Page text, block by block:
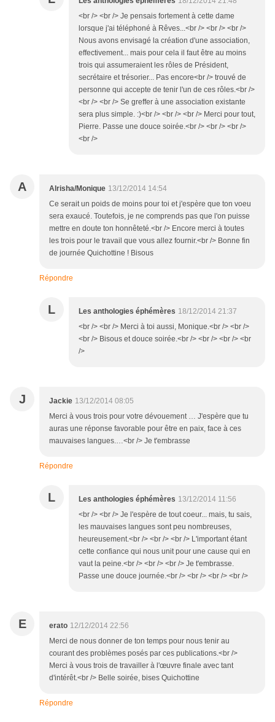
<br /> <br /> Je pensais fortement à cette dame
lorsque j'ai téléphoné à Rêves...<br /> <br /> <br />
Nous avons envisagé la création d'une association,
effectivement... mais pour cela il faut être au moins
trois qui assumeraient les rôles de Président,
secrétaire et trésorier... Pas encore<br /> trouvé de
personne qui accepte de tenir l'un de ces rôles.<br />
<br /> <br /> Se greffer à une association existante
sera plus simple. :)<br /> <br /> <br /> Merci pour tout,
Pierre. Passe une douce soirée.<br /> <br /> <br />
<br />
A Alrisha/Monique 13/12/2014 14:54
Ce serait un poids de moins pour toi et j'espère que ton voeu
sera exaucé. Toutefois, je ne comprends pas que l'on puisse
mettre en doute ton honnêteté.<br /> Encore merci à toutes
les trois pour le travail que vous allez fournir.<br /> Bonne fin
de journée Quichottine ! Bisous
Répondre
L Les anthologies éphémères 18/12/2014 21:37
<br /> <br /> Merci à toi aussi, Monique.<br /> <br />
<br /> Bisous et douce soirée.<br /> <br /> <br /> <br
/>
J Jackie 13/12/2014 08:05
Merci à vous trois pour votre dévouement … J'espère que tu
auras une réponse favorable pour être en paix, face à ces
mauvaises langues.…<br /> Je t'embrasse
Répondre
L Les anthologies éphémères 13/12/2014 11:56
<br /> <br /> Je l'espère de tout coeur... mais, tu sais,
les mauvaises langues sont peu nombreuses,
heureusement.<br /> <br /> <br /> L'important étant
cette confiance qui nous unit pour une cause qui en
vaut la peine.<br /> <br /> <br /> Je t'embrasse.
Passe une douce journée.<br /> <br /> <br /> <br />
E erato 12/12/2014 22:56
Merci de nous donner de ton temps pour nous tenir au
courant des problèmes posés par ces publications.<br />
Merci à vous trois de travailler à l'œuvre finale avec tant
d'intérêt.<br /> Belle soirée, bises Quichottine
Répondre